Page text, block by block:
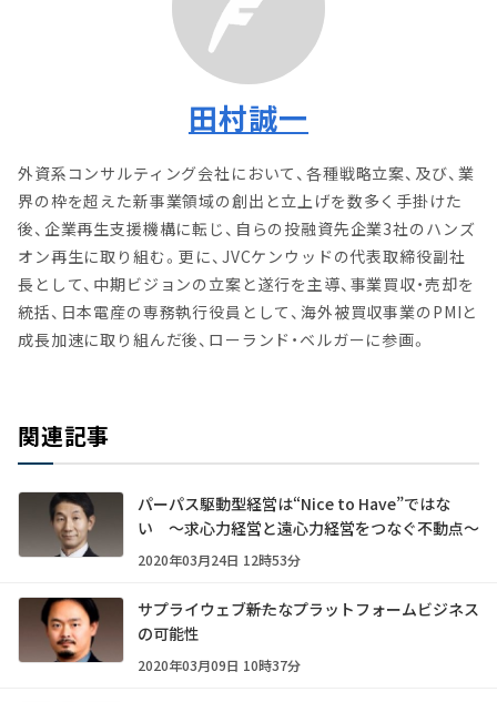
田村誠一
外資系コンサルティング会社において、各種戦略立案、及び、業
界の枠を超えた新事業領域の創出と立上げを数多く手掛けた
後、企業再生支援機構に転じ、自らの投融資先企業3社のハンズ
オン再生に取り組む。更に、JVCケンウッドの代表取締役副社
長として、中期ビジョンの立案と遂行を主導、事業買収・売却を
統括、日本電産の専務執行役員として、海外被買収事業のPMIと
成長加速に取り組んだ後、ローランド・ベルガーに参画。
関連記事
パーパス駆動型経営は“Nice to Have”ではな
い ～求心力経営と遠心力経営をつなぐ不動点～
2020年03月24日 12時53分
サプライウェブ――新たなプラットフォームビジネス
の可能性
2020年03月09日 10時37分